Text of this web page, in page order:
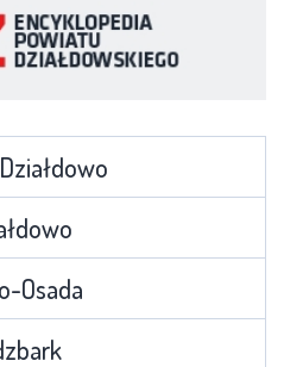
Osada